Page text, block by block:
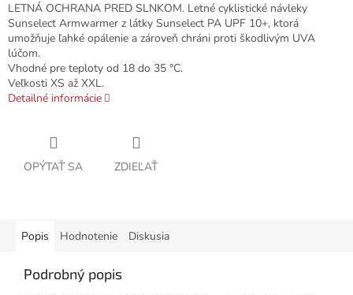
LETNÁ OCHRANA PRED SLNKOM. Letné cyklistické návleky
Sunselect Armwarmer z látky Sunselect PA UPF 10+, ktorá
umožňuje ľahké opálenie a zároveň chráni proti škodlivým UVA
lúčom.
Vhodné pre teploty od 18 do 35 °C.
Veľkosti XS až XXL.
Detailné informácie
OPÝTAŤ SA ZDIEĽAŤ
Popis Hodnotenie Diskusia
Podrobný popis